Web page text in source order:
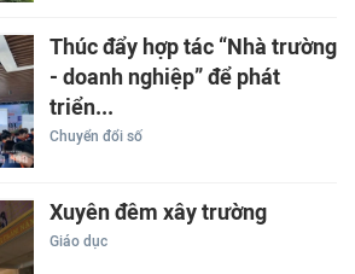
Thúc đẩy hợp tác “Nhà trường
- doanh nghiệp” để phát
triển...
Chuyển đổi số
Xuyên đêm xây trường
Giáo dục